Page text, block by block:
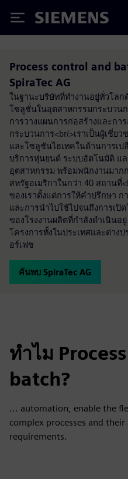
Siemens
Process control and
SpiraTec AG
ในฐานะบริษัทที่ทำงานอยู่ทั่วโล
โซลูชั่นในอุตสาหกรรมกระบวน
การวางแผนการก่อสร้างและกา
กระบวนการ<br/>เราเป็นผู้เชี่ย
และโซลูชันไฮเทคในด้านการเป
บริการหุ่นยนต์ ระบบอัตโนมัติ แ
อุตสาหกรรม พร้อมพนักงานมาก
สหรัฐอเมริกาในกว่า 40 สถาน
ของเราตั้งแต่การให้คำปรึกษา
และการนำไปใช้ไปจนถึงการเปิ
ของโรงงานผลิตที่กำลังดำเนินอ
โครงการทั้งในประเทศและต่าง
อร์เฟซ
ค้นพบ SpiraTec AG
ทำไม
batch?
... automation, enable the
complex processes and
requirements.